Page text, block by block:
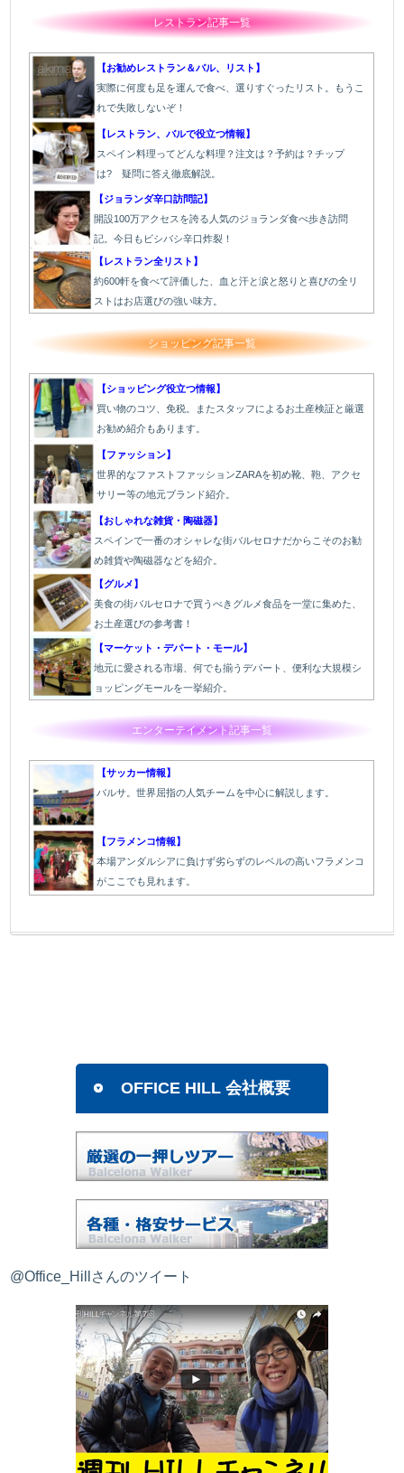
レストラン記事一覧
【お勧めレストラン＆バル、リスト】
実際に何度も足を運んで食べ、選りすぐったリスト。もうこ
れで失敗しないぞ！
【レストラン、バルで役立つ情報】
スペイン料理ってどんな料理？注文は？予約は？チップ
は? 疑問に答え徹底解説。
【ジョランダ辛口訪問記】
開設100万アクセスを誇る人気のジョランダ食べ歩き訪問
記。今日もビシバシ辛口炸裂！
【レストラン全リスト】
約600軒を食べて評価した、血と汗と涙と怒りと喜びの全リ
ストはお店選びの強い味方。
ショッピング記事一覧
【ショッピング役立つ情報】
買い物のコツ、免税。またスタッフによるお土産検証と厳選
お勧め紹介もあります。
【ファッション】
世界的なファストファッションZARAを初め靴、鞄、アクセ
サリー等の地元ブランド紹介。
【おしゃれな雑貨・陶磁器】
スペインで一番のオシャレな街バルセロナだからこそのお勧
め雑貨や陶磁器などを紹介。
【グルメ】
美食の街バルセロナで買うべきグルメ食品を一堂に集めた、
お土産選びの参考書！
【マーケット・デパート・モール】
地元に愛される市場、何でも揃うデパート、便利な大規模シ
ョッピングモールを一挙紹介。
エンターテイメント記事一覧
【サッカー情報】
バルサ。世界屈指の人気チームを中心に解説します。
【フラメンコ情報】
本場アンダルシアに負けず劣らずのレベルの高いフラメンコ
がここでも見れます。
OFFICE HILL 会社概要
@Office_Hillさんのツイート